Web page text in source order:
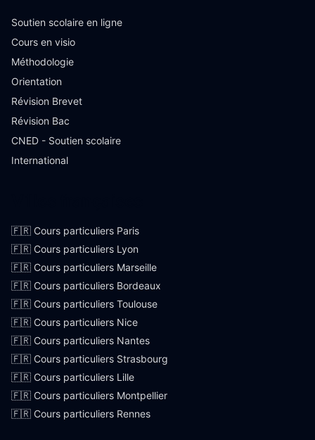
Soutien scolaire en ligne
Cours en visio
Méthodologie
Orientation
Révision Brevet
Révision Bac
CNED - Soutien scolaire
International
🇫🇷 Cours particuliers Paris
🇫🇷 Cours particuliers Lyon
🇫🇷 Cours particuliers Marseille
🇫🇷 Cours particuliers Bordeaux
🇫🇷 Cours particuliers Toulouse
🇫🇷 Cours particuliers Nice
🇫🇷 Cours particuliers Nantes
🇫🇷 Cours particuliers Strasbourg
🇫🇷 Cours particuliers Lille
🇫🇷 Cours particuliers Montpellier
🇫🇷 Cours particuliers Rennes